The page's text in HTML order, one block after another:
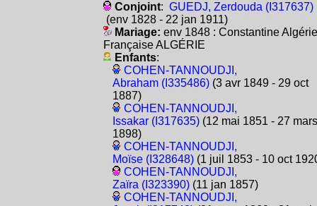
Conjoint: GUEDJ, Zerdouda (I317637)
(env 1828 - 22 jan 1911)
Mariage: env 1848 : Constantine Algérie
Française ALGÉRIE
Enfants:
COHEN-TANNOUDJI,
Abraham (I335486)(3 avr 1849 - 29 oct
1887)
COHEN-TANNOUDJI,
Issakar (I317635)(12 mai 1851 - 27 mars
1898)
COHEN-TANNOUDJI,
Moïse (I328648)(1 juil 1853 - 10 oct
COHEN-TANNOUDJI,
Zaïra (I323390)(11 jan 1857)
COHEN-TANNOUDJI,